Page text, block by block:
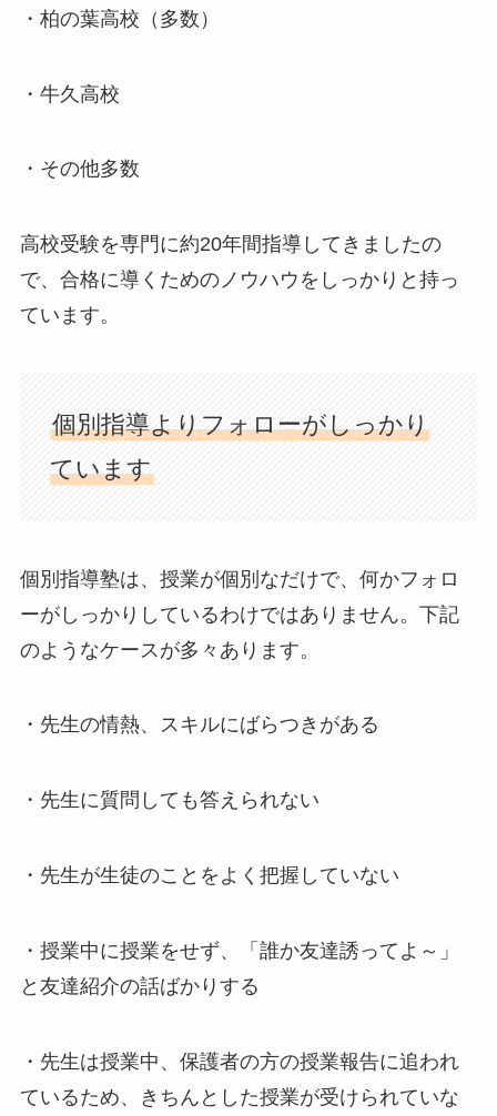
・柏の葉高校（多数）
・牛久高校
・その他多数
高校受験を専門に約20年間指導してきましたの
で、合格に導くためのノウハウをしっかりと持っ
ています。
個別指導よりフォローがしっかり
ています
個別指導塾は、授業が個別なだけで、何かフォロ
ーがしっかりしているわけではありません。下記
のようなケースが多々あります。
・先生の情熱、スキルにばらつきがある
・先生に質問しても答えられない
・先生が生徒のことをよく把握していない
・授業中に授業をせず、「誰か友達誘ってよ～」
と友達紹介の話ばかりする
・先生は授業中、保護者の方の授業報告に追われ
ているため、きちんとした授業が受けられていな